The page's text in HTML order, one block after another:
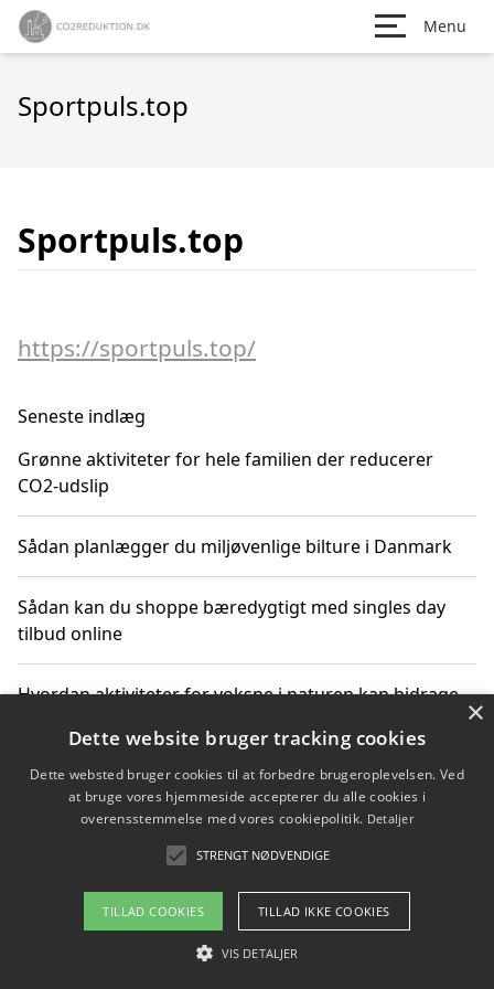
Menu
Sportpuls.top
Sportpuls.top
https://sportpuls.top/
Seneste indlæg
Grønne aktiviteter for hele familien der reducerer
CO2-udslip
Sådan planlægger du miljøvenlige bilture i Danmark
Sådan kan du shoppe bæredygtigt med singles day
tilbud online
Hvordan aktiviteter for voksne i naturen kan bidrage
Sådan planlægger du dine vigtige datoer for CO2-
reduktion
Copyright 2026 - Pilanto Aps
Om / kontakt
×
Dette website bruger tracking cookies
Dette websted bruger cookies til at forbedre brugeroplevelsen. Ved
at bruge vores hjemmeside accepterer du alle cookies i
overensstemmelse med vores cookiepolitik. Detaljer
STRENGT NØDVENDIGE
TILLAD COOKIES TILLAD IKKE COOKIES
VIS DETALJER